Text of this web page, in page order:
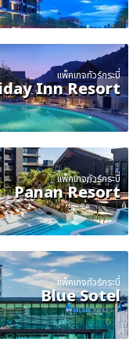
แพ็คเกจทัวร์กระบี่
Inn Resort
แพ็คเกจทัวร์กระบี่
Panan Resort
แพ็คเกจทัวร์กระบี่
Blue Sotel